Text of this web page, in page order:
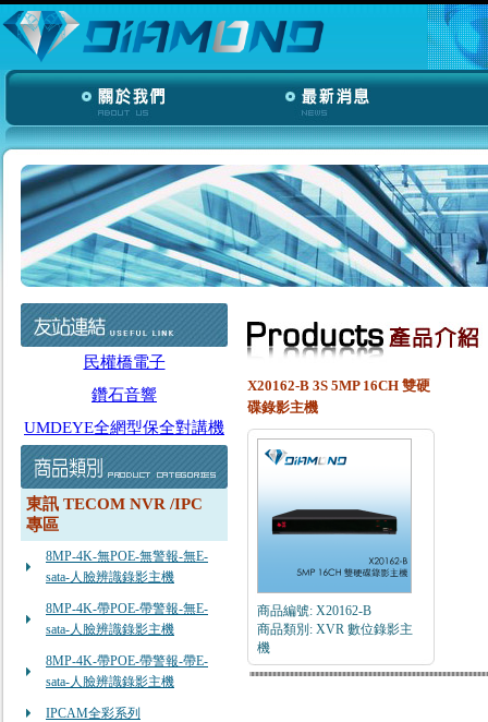
民權橋電子
鑽石音響
UMDEYE全網型保全對講機
東訊 TECOM NVR /IPC
專區
8MP-4K-無POE-無警報-無E-
sata-人臉辨識錄影主機
8MP-4K-帶POE-帶警報-無E-
sata-人臉辨識錄影主機
8MP-4K-帶POE-帶警報-帶E-
sata-人臉辨識錄影主機
IPCAM全彩系列
X20162-B 3S 5MP 16CH 雙硬
碟錄影主機
商品編號: X20162-B
商品類別: XVR 數位錄影主
機